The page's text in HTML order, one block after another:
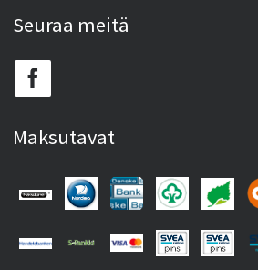
Seuraa meitä
Maksutavat